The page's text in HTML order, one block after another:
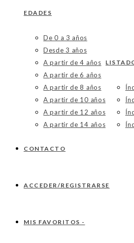
EDADES
De 0 a 3 años
Desde 3 años
A partir de 4 años
A partir de 6 años
A partir de 8 años
A partir de 10 años
A partir de 12 años
A partir de 14 años
CONTACTO
ACCEDER/REGISTRARSE
MIS FAVORITOS -